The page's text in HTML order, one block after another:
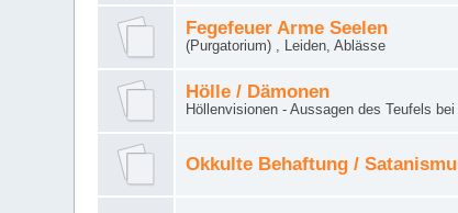
Fegefeuer Arme Seelen
(Purgatorium) , Leiden, Ablässe
Hölle / Dämonen
Höllenvisionen - Aussagen des Teufels
Okkulte Behaftung /